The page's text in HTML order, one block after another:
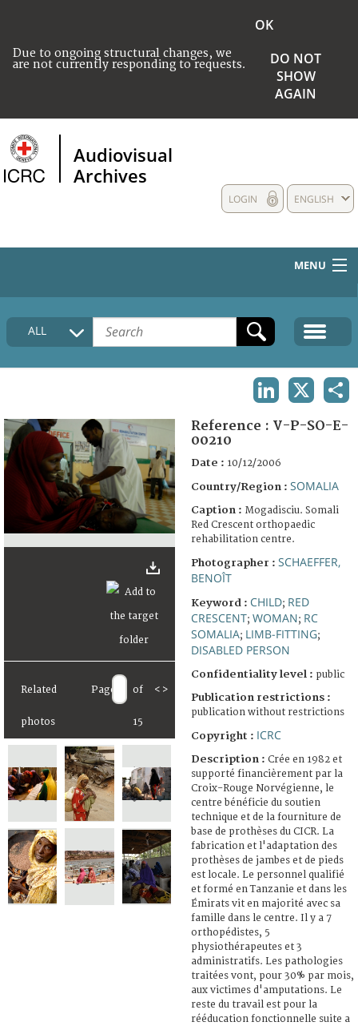
Due to ongoing structural changes, we
are not currently responding to requests.
OK
DO NOT
SHOW
AGAIN
Audiovisual
Archives
ENGLISH
LOGIN
MENU
HOME
COLLECTIONS DESCRIPTION
FAQ
ALL
Related
photos
Page of
15
< >
Reference : V-P-SO-E-
00210
Date : 10/12/2006
Country/Region : SOMALIA
Caption : Mogadisciu. Somali
Red Crescent orthopaedic
rehabilitation centre.
Photographer : SCHAEFFER,
BENOÎT
Keyword : CHILD; RED
CRESCENT; WOMAN; RC
SOMALIA; LIMB-FITTING;
DISABLED PERSON
Confidentiality level : public
Publication restrictions :
publication without restrictions
Copyright : ICRC
Description : Crée en 1982 et
supporté financièrement par la
Croix-Rouge Norvégienne, le
centre bénéficie du soutien
technique et de la fourniture de
base de prothèses du CICR. La
fabrication et l'adaptation des
prothèses de jambes et de pieds
est locale. Le personnel qualifié
et formé en Tanzanie et dans les
Émirats vit en majorité avec sa
famille dans le centre. Il y a 7
orthopédistes, 5
physiothérapeutes et 3
administratifs. Les pathologies
traitées vont, pour 30% par mois,
aux victimes d'amputations. Le
reste du travail est pour la
rééducation fonctionnelle suite a